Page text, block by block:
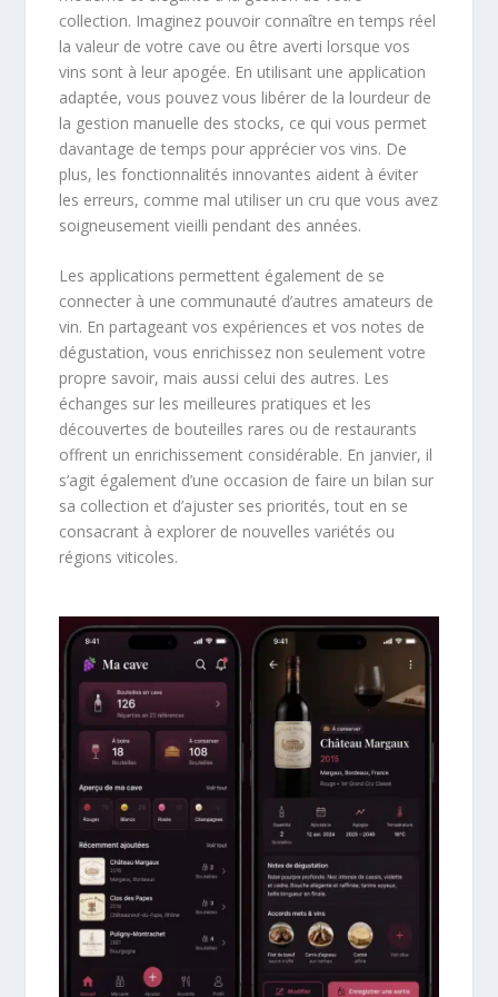
collection. Imaginez pouvoir connaître en temps réel
la valeur de votre cave ou être averti lorsque vos
vins sont à leur apogée. En utilisant une application
adaptée, vous pouvez vous libérer de la lourdeur de
la gestion manuelle des stocks, ce qui vous permet
davantage de temps pour apprécier vos vins. De
plus, les fonctionnalités innovantes aident à éviter
les erreurs, comme mal utiliser un cru que vous avez
soigneusement vieilli pendant des années.
Les applications permettent également de se
connecter à une communauté d’autres amateurs de
vin. En partageant vos expériences et vos notes de
dégustation, vous enrichissez non seulement votre
propre savoir, mais aussi celui des autres. Les
échanges sur les meilleures pratiques et les
découvertes de bouteilles rares ou de restaurants
offrent un enrichissement considérable. En janvier, il
s’agit également d’une occasion de faire un bilan sur
sa collection et d’ajuster ses priorités, tout en se
consacrant à explorer de nouvelles variétés ou
régions viticoles.